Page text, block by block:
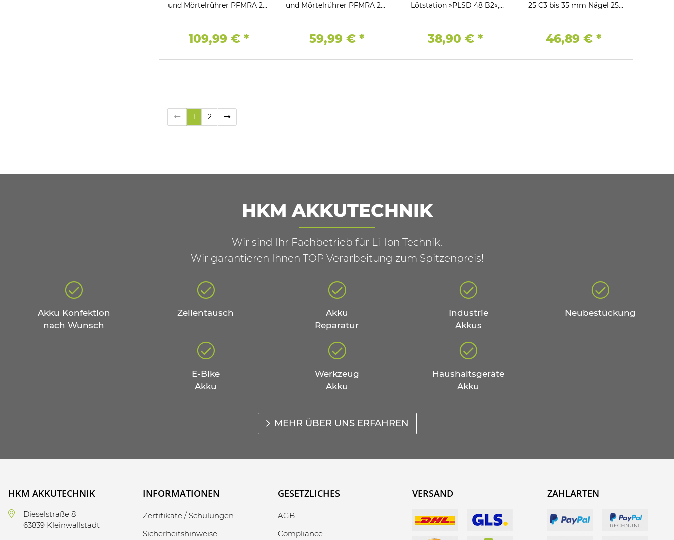
und Mörtelrührer PFMRA 20-
109,99 €*
und Mörtelrührer PFMRA 20-
59,99 €*
Lötstation »PLSD 48 B2«,
38,90 € *
25 C3 bis 35 mm Nägel 25
46,89 €*
1 2
HKM AKKUTECHNIK
Wir sind Ihr Fachbetrieb für Li-Ion Technik.
Wir garantieren Ihnen TOP Verarbeitung zum Spitzenpreis!
Akku Konfektion
nach Wunsch
Zellentausch
Akku
Reparatur
Industrie
Akkus
Neubestückung
E-Bike
Akku
Werkzeug
Akku
Haushaltsgeräte
Akku
MEHR ÜBER UNS ERFAHREN
HKM AKKUTECHNIK
Dieselstraße 8
63839 Kleinwallstadt
INFORMATIONEN
Zertifikate / Schulungen
Sicherheitshinweise
GESETZLICHES
AGB
Compliance
VERSAND ZAHLARTEN